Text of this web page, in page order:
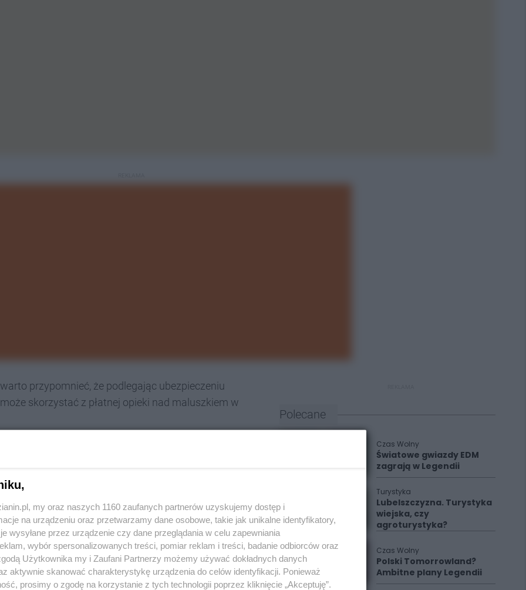
przypomnieć, że podlegając ubezpieczeniu
skorzystać z płatnej opieki nad maluszkiem w
z tego ostatniego.
tygodnie wolnego od pracy, na które składają się:
Polecane
Czas Wolny
Światowe gwiazdy EDM
zagrają w Legendii
Turystyka
Lubelszczyzna. Turystyka
wiejska, czy
agroturystyka?
Czas Wolny
Polski Tomorrowland?
Ambitne plany Legendii
my oraz naszych 1160 zaufanych partnerów uzyskujemy dostęp i
na urządzeniu oraz przetwarzamy dane osobowe, takie jak unikalne identyfikatory,
wysyłane przez urządzenie czy dane przeglądania w celu zapewniania
wybór spersonalizowanych treści, pomiar reklam i treści, badanie odbiorców oraz
Użytkownika my i Zaufani Partnerzy możemy używać dokładnych danych
aktywnie skanować charakterystykę urządzenia do celów identyfikacji. Ponieważ
prosimy o zgodę na korzystanie z tych technologii poprzez kliknięcie „Akceptuję”.